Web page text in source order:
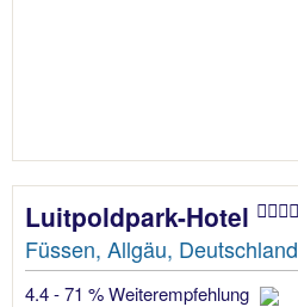
Luitpoldpark-Hotel
Füssen, Allgäu, Deutschland
4.4 - 71 % Weiterempfehlung